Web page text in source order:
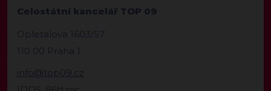
Celostátní kancelář TOP 09
Opletalova 1603/57
110 00 Praha 1
info@top09.cz